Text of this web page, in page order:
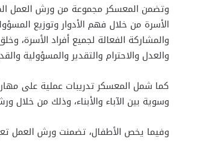
وتضمن المعسكر مجموعة من ورش العمل
الأسرة من خلال فهم الأدوار وتوزيع
والمشاركة الفعالة لجميع أفراد الأسرة،
والعدل والاحترام والتقدير والمسؤولية
كما شمل المعسكر تدريبات عملية على
وسوية بين الآباء والأبناء، وذلك من خلال
وفيما يخص الأطفال، تضمنت ورش العمل